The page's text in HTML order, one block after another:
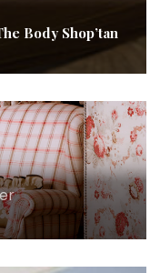
Body Shop’tan